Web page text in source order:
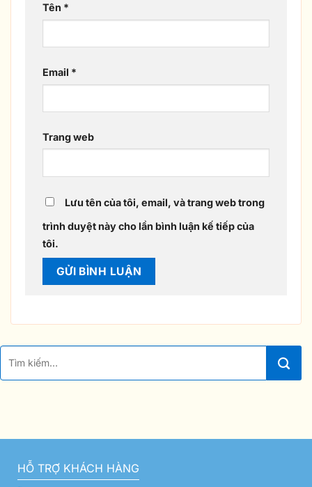
Tên *
Email *
Trang web
Lưu tên của tôi, email, và trang web trong
trình duyệt này cho lần bình luận kế tiếp của
tôi.
HỖ TRỢ KHÁCH HÀNG